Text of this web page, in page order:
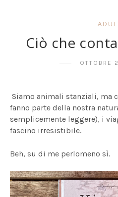
Ciò che
OTTOBRE
Siamo animali stanziali, ma
fanno parte della nostra
semplicemente leggere), i
fascino irresistibile.
Beh, su di me perlomeno sì.